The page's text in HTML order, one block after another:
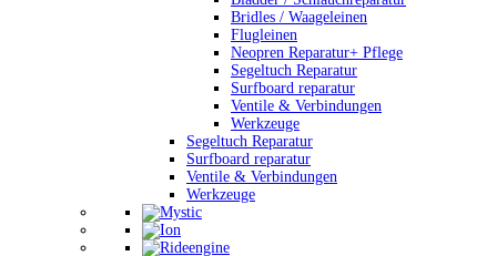
Bridles / Waageleinen
Flugleinen
Neopren Reparatur+ Pflege
Segeltuch Reparatur
Surfboard reparatur
Ventile & Verbindungen
Werkzeuge
Segeltuch Reparatur
Surfboard reparatur
Ventile & Verbindungen
Werkzeuge